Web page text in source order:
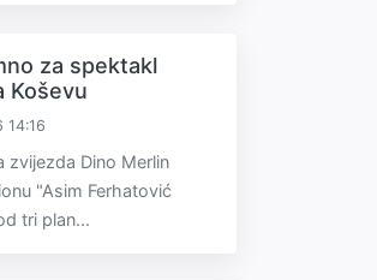
za spektakl
Koševu
14:16
zvijezda Dino Merlin
"Asim Ferhatović
tri plan...